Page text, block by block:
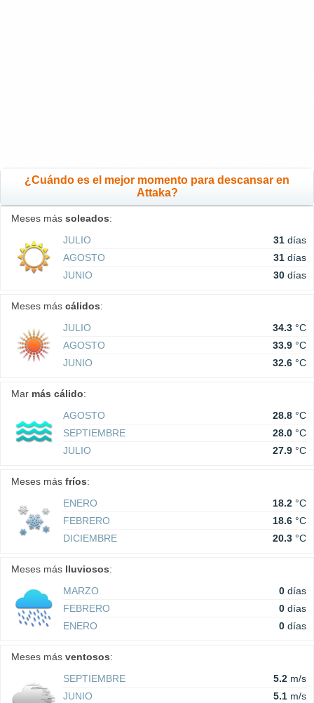
¿Cuándo es el mejor momento para descansar en
Attaka?
Meses más soleados:
JULIO
31 días
AGOSTO
31 días
JUNIO
30 días
Meses más cálidos:
JULIO
34.3 °C
AGOSTO
33.9 °C
JUNIO
32.6 °C
Mar más cálido:
AGOSTO
28.8 °C
SEPTIEMBRE
28.0 °C
JULIO
27.9 °C
Meses más fríos:
ENERO
18.2 °C
FEBRERO
18.6 °C
DICIEMBRE
20.3 °C
Meses más lluviosos:
MARZO
0 días
FEBRERO
0 días
ENERO
0 días
Meses más ventosos:
SEPTIEMBRE
5.2 m/s
JUNIO
5.1 m/s